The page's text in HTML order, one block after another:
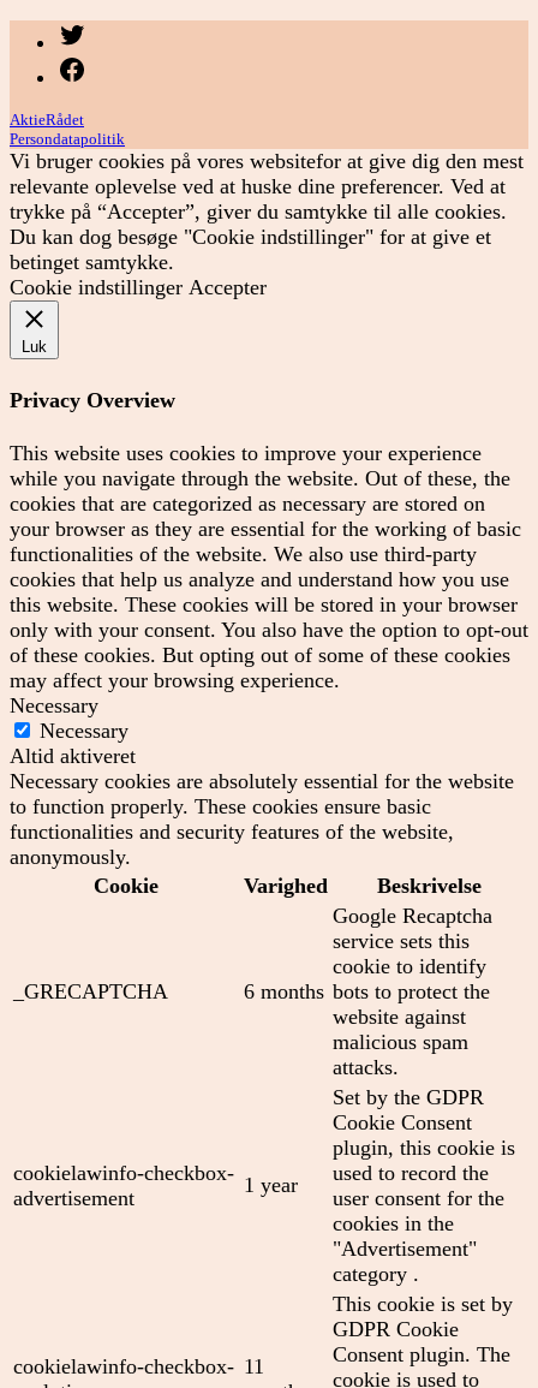
AktieRådet
Persondatapolitik
Vi bruger cookies på vores websitefor at give dig den mest
relevante oplevelse ved at huske dine preferencer. Ved at
trykke på “Accepter”, giver du samtykke til alle cookies.
Du kan dog besøge "Cookie indstillinger" for at give et
betinget samtykke.
Cookie indstillinger Accepter
Luk
Privacy Overview
This website uses cookies to improve your experience
while you navigate through the website. Out of these, the
cookies that are categorized as necessary are stored on
your browser as they are essential for the working of basic
functionalities of the website. We also use third-party
cookies that help us analyze and understand how you use
this website. These cookies will be stored in your browser
only with your consent. You also have the option to opt-out
of these cookies. But opting out of some of these cookies
may affect your browsing experience.
Necessary
Necessary
Altid aktiveret
Necessary cookies are absolutely essential for the website
to function properly. These cookies ensure basic
functionalities and security features of the website,
anonymously.
Cookie
Varighed Beskrivelse
_GRECAPTCHA 6 months
Google Recaptcha
service sets this
cookie to identify
bots to protect the
website against
malicious spam
attacks.
cookielawinfo-checkbox-
advertisement
1 year
Set by the GDPR
Cookie Consent
plugin, this cookie is
used to record the
user consent for the
cookies in the
"Advertisement"
category .
cookielawinfo-checkbox- 11
This cookie is set by
GDPR Cookie
Consent plugin. The
cookie is used to